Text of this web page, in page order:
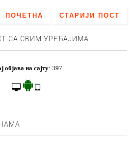
СТАРИЈИ ПОСТ
ПОЧЕТНА
СА СВИМ УРЕЂАЈИМА
објава на сајту: 397